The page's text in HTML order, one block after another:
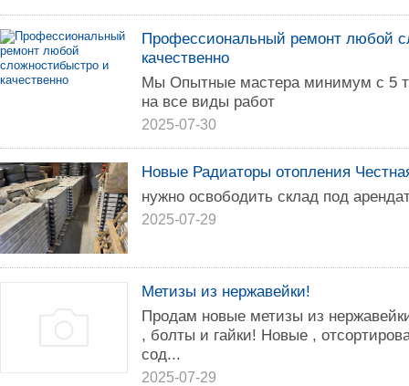
Профессиональный ремонт любой
качественно
Мы Опытные мастера минимум с 5
на все виды работ
2025-07-30
Новые Радиаторы отопления
нужно освободить склад под
2025-07-29
Метизы из нержавейки!
Продам новые метизы из
, болты и гайки! Новые ,
сод...
2025-07-29